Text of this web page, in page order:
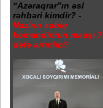
“Azəraqrar”ın əsl
rəhbəri kimdir? -
Nazirin sabiq
komandirinin maaşı 7
dəfə artırılıb?